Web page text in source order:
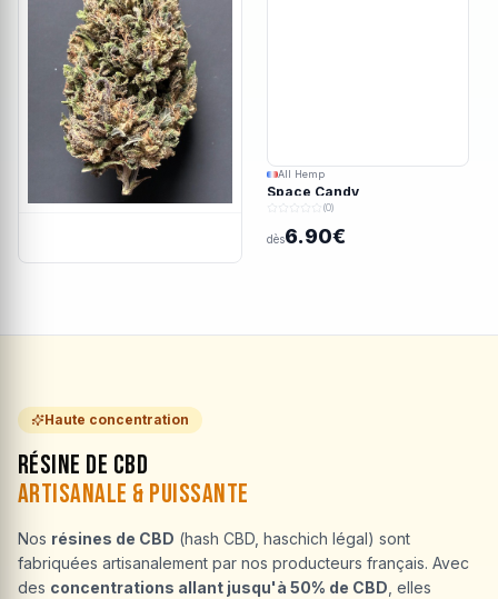
All Hemp
Space Candy
(0)
dès6.90€
Haute concentration
Résine de CBD
Artisanale & Puissante
Nos résines de CBD (hash CBD, haschich légal) sont
fabriquées artisanalement par nos producteurs français. Avec
des concentrations allant jusqu'à 50% de CBD , elles